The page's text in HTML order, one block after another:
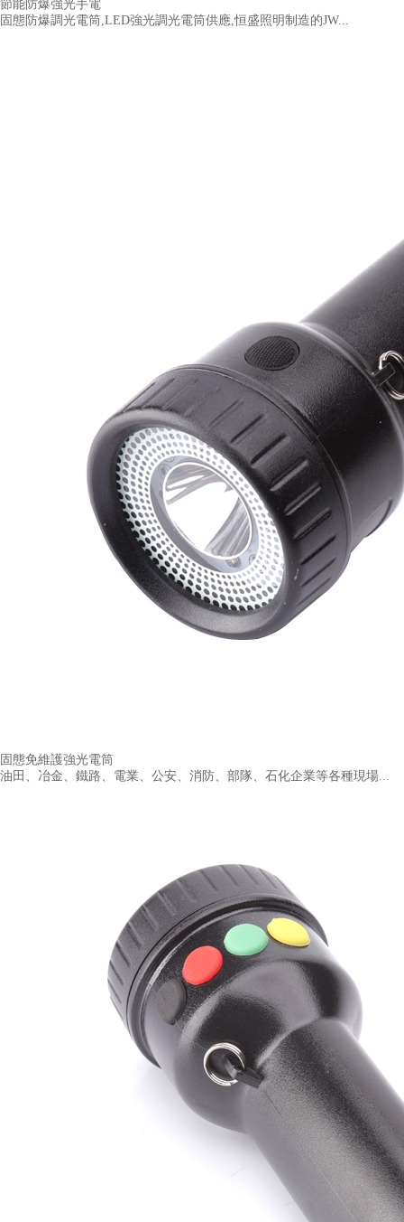
節能防爆強光手電
固態防爆調光電筒,LED強光調光電筒供應,恒盛照明制造的JW...
固態免維護強光電筒
油田、冶金、鐵路、電業、公安、消防、部隊、石化企業等各種現場...